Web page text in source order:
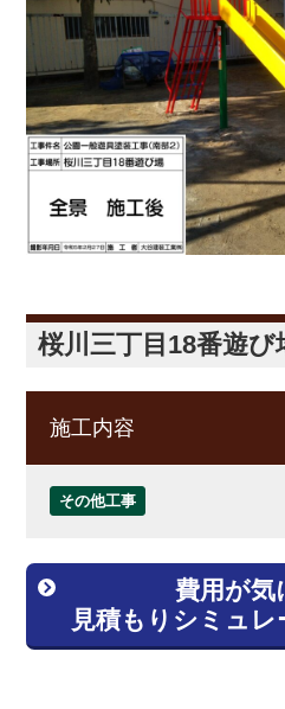
桜川三丁目18番遊
施工内容
その他工事
費用が気
見積もりシミュ